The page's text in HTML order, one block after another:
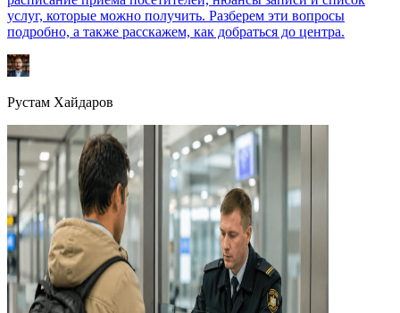
услуг, которые можно получить. Разберем эти вопросы
подробно, а также расскажем, как добраться до центра.
Рустам Хайдаров